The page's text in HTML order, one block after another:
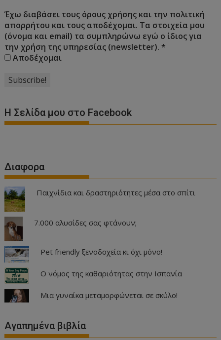
Έχω διαβάσει τους όρους χρήσης και την πολιτική
απορρήτου και τους αποδέχομαι. Τα στοιχεία μου
(όνομα και email) τα συμπληρώνω εγώ ο ίδιος για
την χρήση της υπηρεσίας (newsletter).*
Αποδέχομαι
Η Σελίδα μου στο Facebook
Διαφορα
Παιχνίδια και δραστηριότητες μέσα στο σπίτι
7.000 αλυσίδες σας φτάνουν;
Pet friendly ξενοδοχεία κι όχι μόνο!
Ο νόμος της καθαριότητας στην Ισπανία
Μια γυναίκα μεταμορφώνεται σε σκύλο!
Αγαπημένα βιβλία